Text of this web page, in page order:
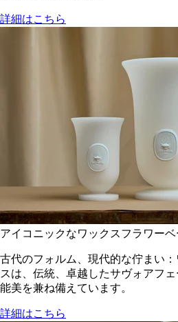
詳細はこちら
アイコニックなワックスフラワーベ
古代のフォルム、現代的な佇まい
スは、伝統、卓越したサヴォアフ
能美を兼ね備えています。
詳細はこちら